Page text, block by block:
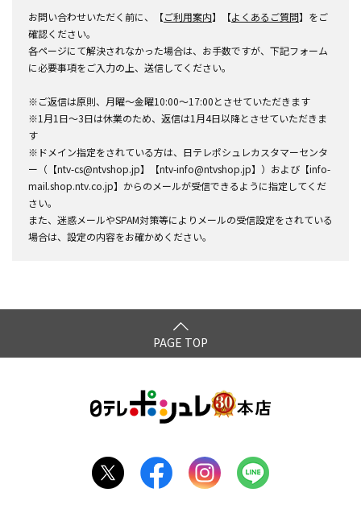
お問い合わせいただく前に、【ご利用案内】【よくあるご質問】をご
確認ください。
各ページにて解決されなかった場合は、お手数ですが、下記フォーム
に必要事項をご入力の上、送信してください。
※ご返信は原則、月曜～金曜10:00～17:00とさせていただきます
※1月1日～3日は休業のため、返信は1月4日以降とさせていただきま
す
※ドメイン指定をされている方は、日テレポシュレカスタマーセンタ
ー（【ntv-cs@ntvshop.jp】【ntv-info@ntvshop.jp】）および【info-
mail.shop.ntv.co.jp】からのメールが受信できるように指定してくだ
さい。
また、迷惑メールやSPAM対策等によりメールの受信設定をされている
場合は、設定の内容をお確かめください。
PAGE TOP